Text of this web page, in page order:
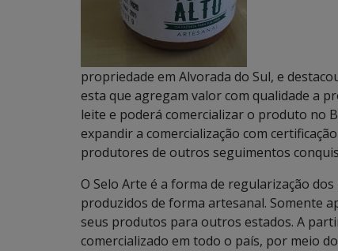
propriedade em Alvorada do Sul, e
esta que agregam valor com qualidade a
leite e poderá comercializar o produto no
expandir a comercialização com
produtores de outros seguimentos
O Selo Arte é a forma de regularização
produzidos de forma artesanal. Somente
seus produtos para outros estados. A
comercializado em todo o país, por meio